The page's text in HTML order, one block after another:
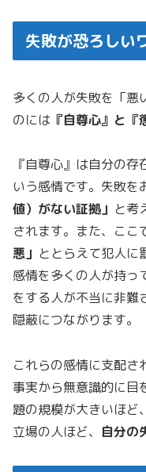
失敗が恐ろしい
多くの人が失敗を「悪
のには 『自尊心』と『
『自尊心』は自分の
いう感情です。失敗を
値）がない証拠」 と考
されます。また、ここ
悪」 ととらえて犯人に
感情を多くの人が持っ
をする人が不当に非難
隠蔽につながります。
これらの感情に支配さ
事実から無意識的に目
題の規模が大きいほど
立場の人ほど、 自分の